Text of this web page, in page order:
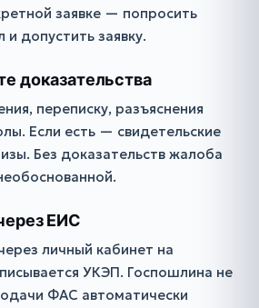
заявке — попросить
допустить заявку.
доказательства
переписку, разъяснения
Если есть — свидетельские
Без доказательств жалоба
ЕИС
личный кабинет на
УКЭП. Госпошлина не
ФАС автоматически